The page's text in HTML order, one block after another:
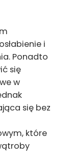
i
Ponadto
się
w
się bez
które